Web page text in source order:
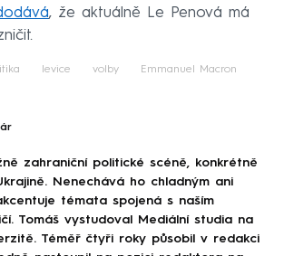
, že aktuálně Le Penová má
levice volby Emmanuel Macron
zahraniční politické scéně, konkrétně
Nenechává ho chladným ani
témata spojená s naším
Tomáš vystudoval Mediální studia na
Téměř čtyři roky působil v redakci